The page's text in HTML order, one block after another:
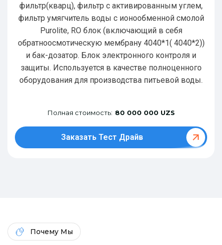
фильтр(кварц), фильтр с активированным углем,
фильтр умягчитель воды с ионообменной смолой
Purolite, RO блок (включающий в себя
обратноосмотическую мембрану 4040*1( 4040*2))
и бак-дозатор. Блок электронного контроля и
защиты. Используется в качестве полноценного
оборудования для производства питьевой воды.
Полная стоимость: 80 000 000 UZS
Заказать Тест Драйв
Почему Мы